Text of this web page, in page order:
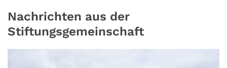
Nachrichten aus der
Stiftungsgemeinschaft